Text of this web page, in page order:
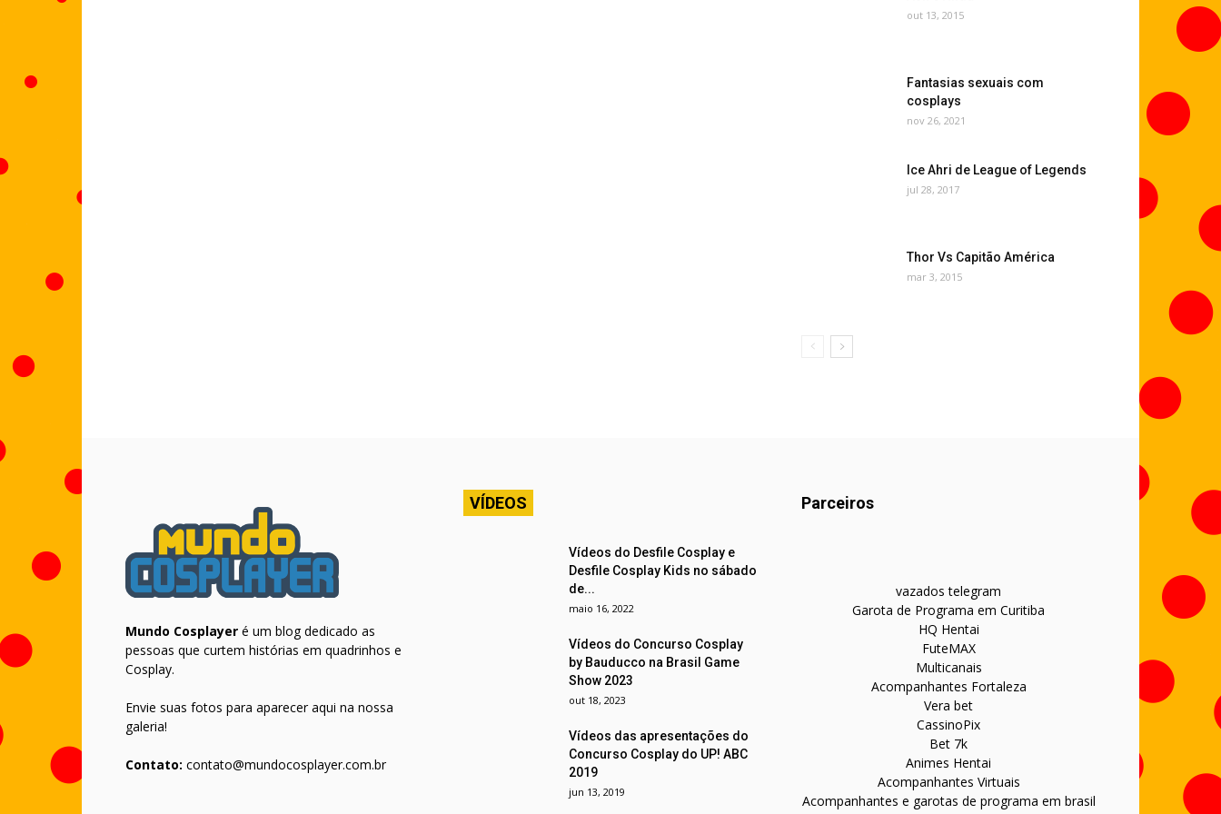
out 13, 2015
Fantasias sexuais com
cosplays
nov 26, 2021
Ice Ahri de League of Legends
jul 28, 2017
Thor Vs Capitão América
mar 3, 2015
Mundo Cosplayer é um blog dedicado as
pessoas que curtem histórias em quadrinhos e
Cosplay.
Envie suas fotos para aparecer aqui na nossa
galeria!
Contato: contato@mundocosplayer.com.br
VÍDEOS
Vídeos do Desfile Cosplay e
Desfile Cosplay Kids no sábado
de...
maio 16, 2022
Vídeos do Concurso Cosplay
by Bauducco na Brasil Game
Show 2023
out 18, 2023
Vídeos das apresentações do
Concurso Cosplay do UP! ABC
2019
jun 13, 2019
Parceiros
vazados telegram
Garota de Programa em Curitiba
HQ Hentai
FuteMAX
Multicanais
Acompanhantes Fortaleza
Vera bet
CassinoPix
Bet 7k
Animes Hentai
Acompanhantes Virtuais
Acompanhantes e garotas de programa em brasil